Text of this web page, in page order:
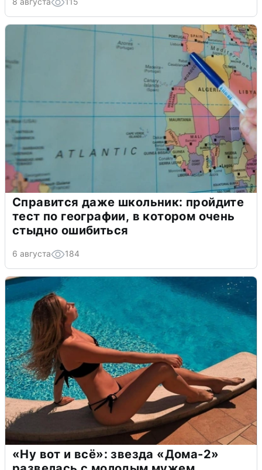
Справится даже школьник: пройдите
тест по географии, в котором очень
стыдно ошибиться
6 августа 184
«Ну вот и всё»: звезда «Дома-2»